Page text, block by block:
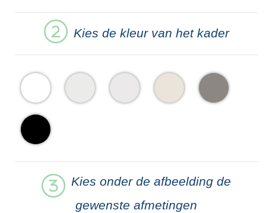
Kies de kleur van het kader
Kies onder de afbeelding de
gewenste afmetingen